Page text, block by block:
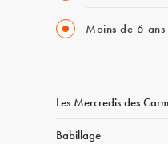
Moins de 6 ans
Les Mercredis des
Babillage